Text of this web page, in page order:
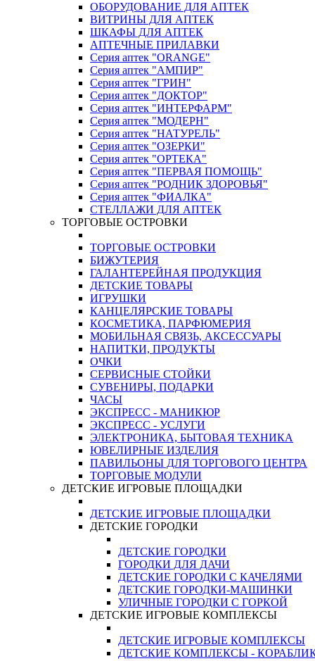
ОБОРУДОВАНИЕ ДЛЯ АПТЕК
ВИТРИНЫ ДЛЯ АПТЕК
ШКАФЫ ДЛЯ АПТЕК
АПТЕЧНЫЕ ПРИЛАВКИ
Серия аптек "ORANGE"
Серия аптек "АМПИР"
Серия аптек "ГРИН"
Серия аптек "ДОКТОР"
Серия аптек "ИНТЕРФАРМ"
Серия аптек "МОДЕРН"
Серия аптек "НАТУРЕЛЬ"
Серия аптек "ОЗЕРКИ"
Серия аптек "ОРТЕКА"
Серия аптек "ПЕРВАЯ ПОМОЩЬ"
Серия аптек "РОДНИК ЗДОРОВЬЯ"
Серия аптек "ФИАЛКА"
СТЕЛЛАЖИ ДЛЯ АПТЕК
ТОРГОВЫЕ ОСТРОВКИ
ТОРГОВЫЕ ОСТРОВКИ
БИЖУТЕРИЯ
ГАЛАНТЕРЕЙНАЯ ПРОДУКЦИЯ
ДЕТСКИЕ ТОВАРЫ
ИГРУШКИ
КАНЦЕЛЯРСКИЕ ТОВАРЫ
КОСМЕТИКА, ПАРФЮМЕРИЯ
МОБИЛЬНАЯ СВЯЗЬ, АКСЕССУАРЫ
НАПИТКИ, ПРОДУКТЫ
ОЧКИ
СЕРВИСНЫЕ СТОЙКИ
СУВЕНИРЫ, ПОДАРКИ
ЧАСЫ
ЭКСПРЕСС - МАНИКЮР
ЭКСПРЕСС - УСЛУГИ
ЭЛЕКТРОНИКА, БЫТОВАЯ ТЕХНИКА
ЮВЕЛИРНЫЕ ИЗДЕЛИЯ
ПАВИЛЬОНЫ ДЛЯ ТОРГОВОГО ЦЕНТРА
ТОРГОВЫЕ МОДУЛИ
ДЕТСКИЕ ИГРОВЫЕ ПЛОЩАДКИ
ДЕТСКИЕ ИГРОВЫЕ ПЛОЩАДКИ
ДЕТСКИЕ ГОРОДКИ
ДЕТСКИЕ ГОРОДКИ
ГОРОДКИ ДЛЯ ДАЧИ
ДЕТСКИЕ ГОРОДКИ С КАЧЕЛЯМИ
ДЕТСКИЕ ГОРОДКИ-МАШИНКИ
УЛИЧНЫЕ ГОРОДКИ С ГОРКОЙ
ДЕТСКИЕ ИГРОВЫЕ КОМПЛЕКСЫ
ДЕТСКИЕ ИГРОВЫЕ КОМПЛЕКСЫ
ДЕТСКИЕ КОМПЛЕКСЫ -